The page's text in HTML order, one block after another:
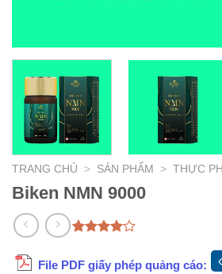
TRANG CHỦ > SẢN PHẨM > THỰC
Biken NMN 9000
5 dựa
trênđánh
File PDF giấy phép quảng cáo: